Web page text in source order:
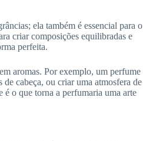
ela também é essencial para o
criar composições equilibradas e
perfeita.
aromas. Por exemplo, um perfume
de cabeça, ou criar uma atmosfera de
o que torna a perfumaria uma arte